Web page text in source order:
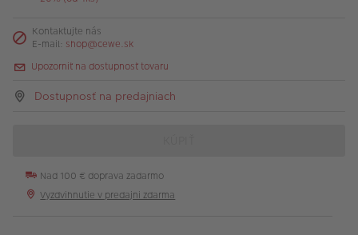
Kontaktujte nás
E-mail: shop@cewe.sk
Upozorniť na dostupnosť tovaru
Dostupnosť na predajniach
Nad 100 € doprava zadarmo
Vyzdvihnutie v predajni zdarma